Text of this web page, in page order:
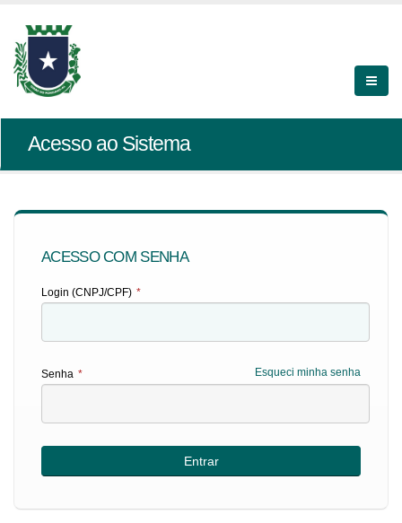
Acesso ao Sistema
ACESSO COM SENHA
Login (CNPJ/CPF) *
Esqueci minha senha
Senha *